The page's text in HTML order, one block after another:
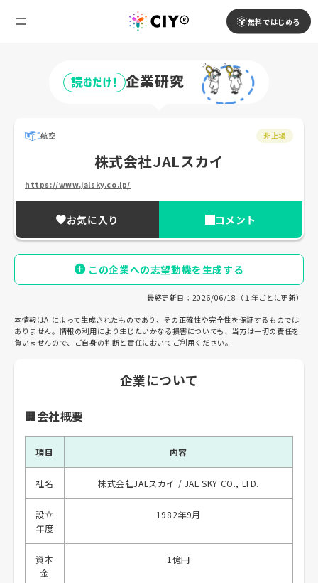
無料ではじめる
読むだけ! 企業研究
航空 非上場
株式会社JALスカイ
https://www.jalsky.co.jp/
お気に入り コメント
この企業への志望動機を生成する
最終更新日：2026/06/18（１年ごとに更新）
本情報はAIによって生成されたものであり、その正確性や完全性を保証するものでは
ありません。情報の利用により生じたいかなる損害についても、当方は一切の責任を
負いませんので、ご自身の判断と責任においてご利用ください。
企業について
🏢会社概要
項目 内容
社名 株式会社JALスカイ / JAL SKY CO., LTD.
設立
年度
1982年9月
資本
金
1億円